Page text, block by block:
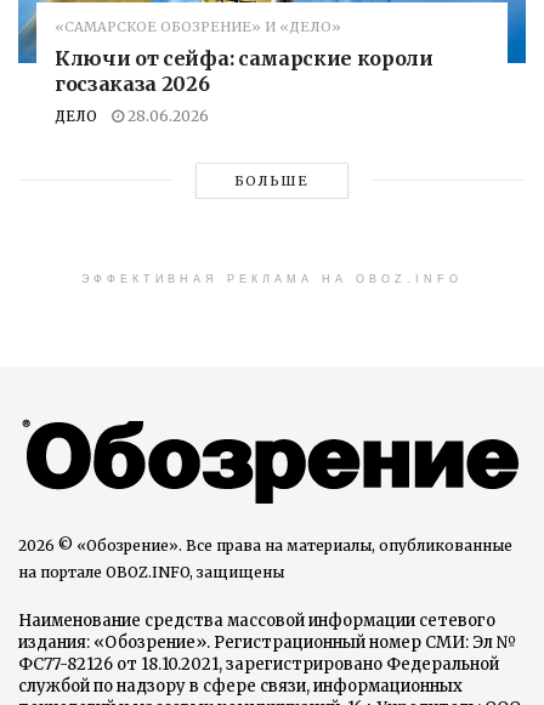
«САМАРСКОЕ ОБОЗРЕНИЕ» И «ДЕЛО»
Ключи от сейфа: самарские короли
госзаказа 2026
ДЕЛО 28.06.2026
БОЛЬШЕ
ЭФФЕКТИВНАЯ РЕКЛАМА НА OBOZ.INFO
2026 © «Обозрение». Все права на материалы, опубликованные
на портале OBOZ.INFO, защищены
Наименование средства массовой информации сетевого
издания: «Обозрение». Регистрационный номер СМИ: Эл №
ФС77-82126 от 18.10.2021, зарегистрировано Федеральной
службой по надзору в сфере связи, информационных